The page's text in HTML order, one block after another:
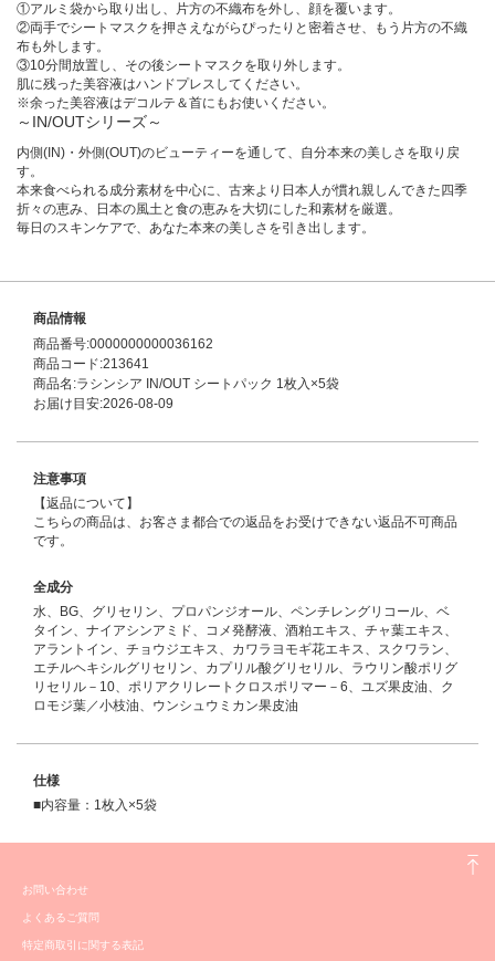
①アルミ袋から取り出し、片方の不織布を外し、顔を覆います。​
②両手でシートマスクを押さえながらぴったりと密着させ、もう片方の不織
布も外します。​
③10分間放置し、その後シートマスクを取り外します。
肌に残った美容液はハンドプレスしてください。​
※余った美容液はデコルテ＆首にもお使いください。​
～IN/OUTシリーズ～
内側(IN)・外側(OUT)のビューティーを通して、自分本来の美しさを取り戻
す。
本来食べられる成分素材を中心に、古来より日本人が慣れ親しんできた四季
折々の恵み、日本の風土と食の恵みを大切にした和素材を厳選。
毎日のスキンケアで、あなた本来の美しさを引き出します。
商品情報
商品番号:0000000000036162
商品コード:213641
商品名:ラシンシア IN/OUT シートパック 1枚入×5袋
お届け目安:2026-08-09
注意事項
【返品について】
こちらの商品は、お客さま都合での返品をお受けできない返品不可商品
です。
全成分
水、BG、グリセリン、プロパンジオール、ペンチレングリコール、ベ
タイン、ナイアシンアミド、コメ発酵液、酒粕エキス、チャ葉エキス、
アラントイン、チョウジエキス、カワラヨモギ花エキス、スクワラン、
エチルヘキシルグリセリン、カプリル酸グリセリル、ラウリン酸ポリグ
リセリル－10、ポリアクリレートクロスポリマー－6、ユズ果皮油、ク
ロモジ葉／小枝油、ウンシュウミカン果皮油
仕様
■内容量：1枚入×5袋
お問い合わせ
よくあるご質問
特定商取引に関する表記